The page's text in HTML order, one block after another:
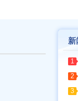
新
1
2
3